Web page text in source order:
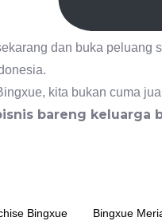
dan buka peluang
kita bukan cuma
bareng keluarga
Bingxue
Bingxue